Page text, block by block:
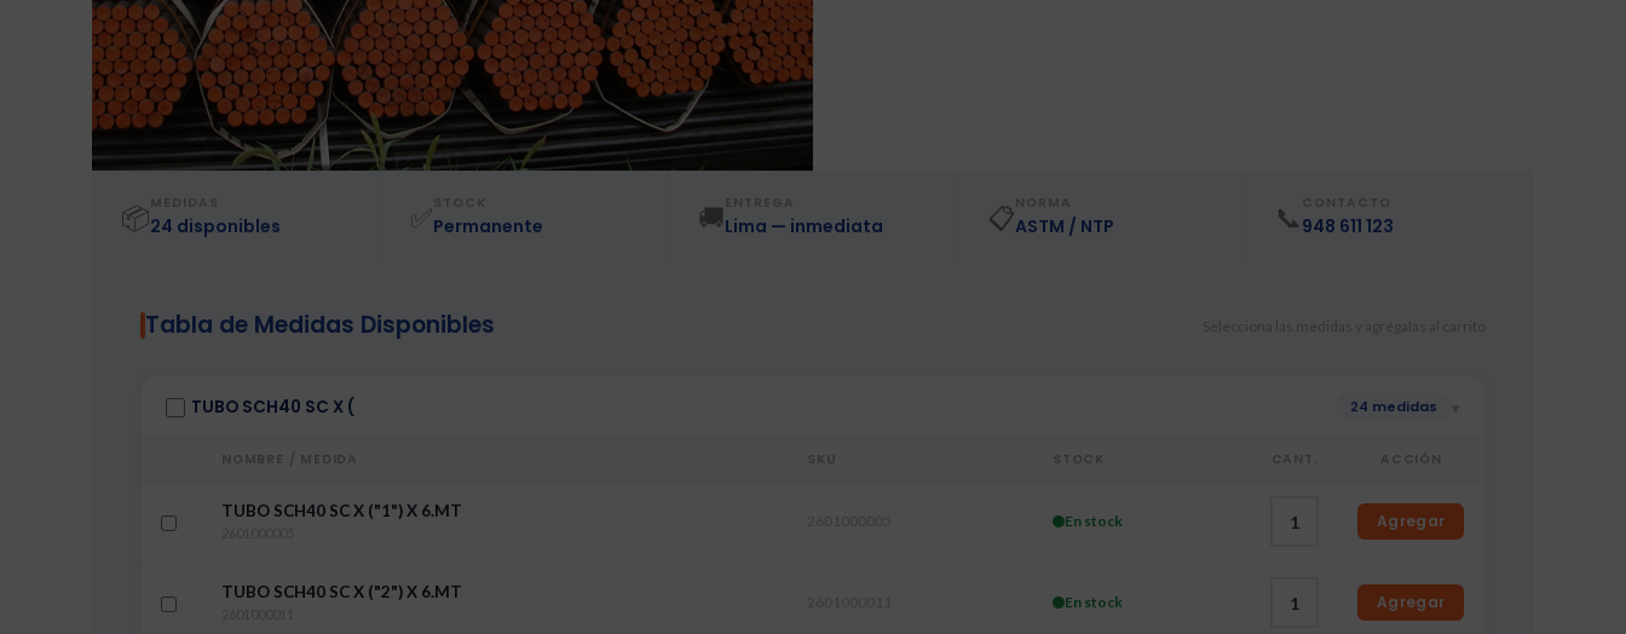
📦MEDIDAS
24 disponibles ✅ STOCK
Permanente 🚚ENTREGA
Lima — inmediata 📋NORMA
ASTM / NTP 📞 CONTACTO
948 611 123
Tabla de Medidas Disponibles Selecciona las medidas y agrégalas al carrito
TUBO SCH40 SC X ( 24 medidas
NOMBRE / MEDIDA SKU STOCK CANT. ACCIÓN
TUBO SCH40 SC X ("1") X 6.MT
En stock Agregar
TUBO SCH40 SC X ("2") X 6.MT
En stock Agregar